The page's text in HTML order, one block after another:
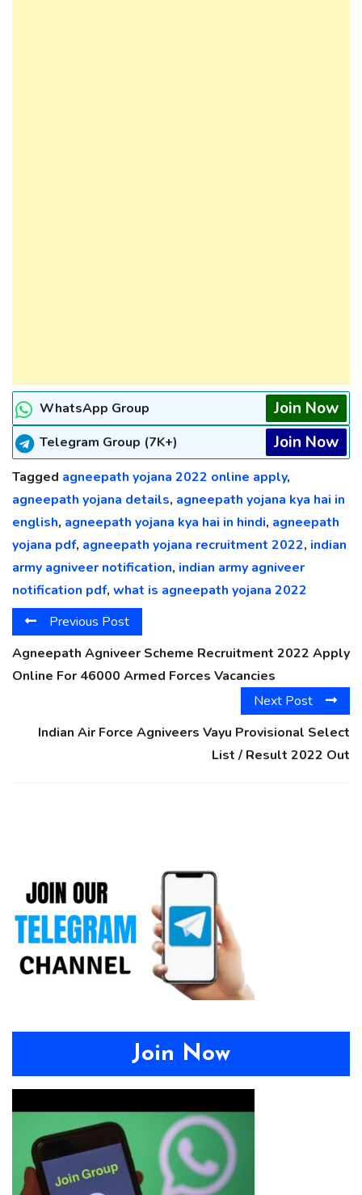
WhatsApp Group Join Now
Telegram Group (7K+) Join Now
Tagged agneepath yojana 2022 online apply,
agneepath yojana details, agneepath yojana kya hai in
english, agneepath yojana kya hai in hindi, agneepath
yojana pdf, agneepath yojana recruitment 2022, indian
army agniveer notification, indian army agniveer
notification pdf, what is agneepath yojana 2022
Previous Post
Agneepath Agniveer Scheme Recruitment 2022 Apply
Online For 46000 Armed Forces Vacancies
Next Post
Indian Air Force Agniveers Vayu Provisional Select
List / Result 2022 Out
Join Now